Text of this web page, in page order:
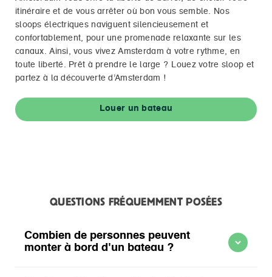
itinéraire et de vous arrêter où bon vous semble. Nos
sloops électriques naviguent silencieusement et
confortablement, pour une promenade relaxante sur les
canaux. Ainsi, vous vivez Amsterdam à votre rythme, en
toute liberté. Prêt à prendre le large ? Louez votre sloop et
partez à la découverte d’Amsterdam !
Louer un bateau
QUESTIONS FRÉQUEMMENT POSÉES
Combien de personnes peuvent
monter à bord d'un bateau ?